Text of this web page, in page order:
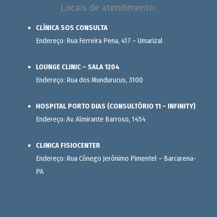
Locais de atendimento:
CLÍNICA SOS CONSULTA
Endereço: Rua Ferreira Pena, 417 – Umarizal
LOUNGE CLINIC – SALA 1204
Endereço: Rua dos Mundurucus, 3100
HOSPITAL PORTO DIAS (CONSULTÓRIO 11 – INFINITY)
Endereço: Av. Almirante Barroso, 1454
CLINICA FISIOCENTER
Endereço: Rua Cônego Jerônimo Pimentel – Barcarena-
PA